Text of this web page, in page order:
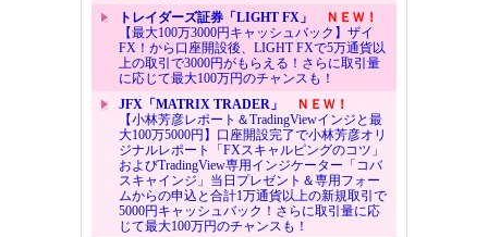
トレイダーズ証券「LIGHT FX」
ＮＥＷ！
【最大100万3000円キャッシュバック】ザイ
FX！から口座開設後、LIGHT FXで5万通貨以
上の取引で3000円がもらえる！さらに取引量
に応じて最大100万円のチャンスも！
JFX「MATRIX TRADER」
ＮＥＷ！
【小林芳彦レポート＆TradingViewインジと最
大100万5000円】口座開設完了で小林芳彦オリ
ジナルレポート「FXスキャルピングのコツ」
およびTradingView専用インジケーター「コバ
スキャインジ」当日プレゼント＆専用フォー
ムからの申込と合計1万通貨以上の新規取引で
5000円キャッシュバック！さらに取引量に応
じて最大100万円のチャンスも！